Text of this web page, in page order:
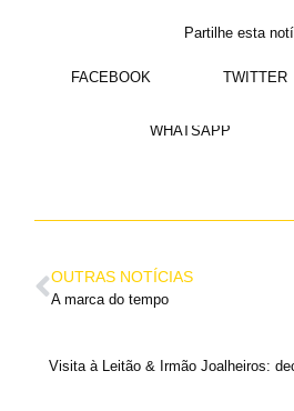
Partilhe esta
FACEBOOK TWITTER
WHATSAPP
OUTRAS NOTÍCIAS
A marca do tempo
Visita à Leitão & Irmão Joalheiros: